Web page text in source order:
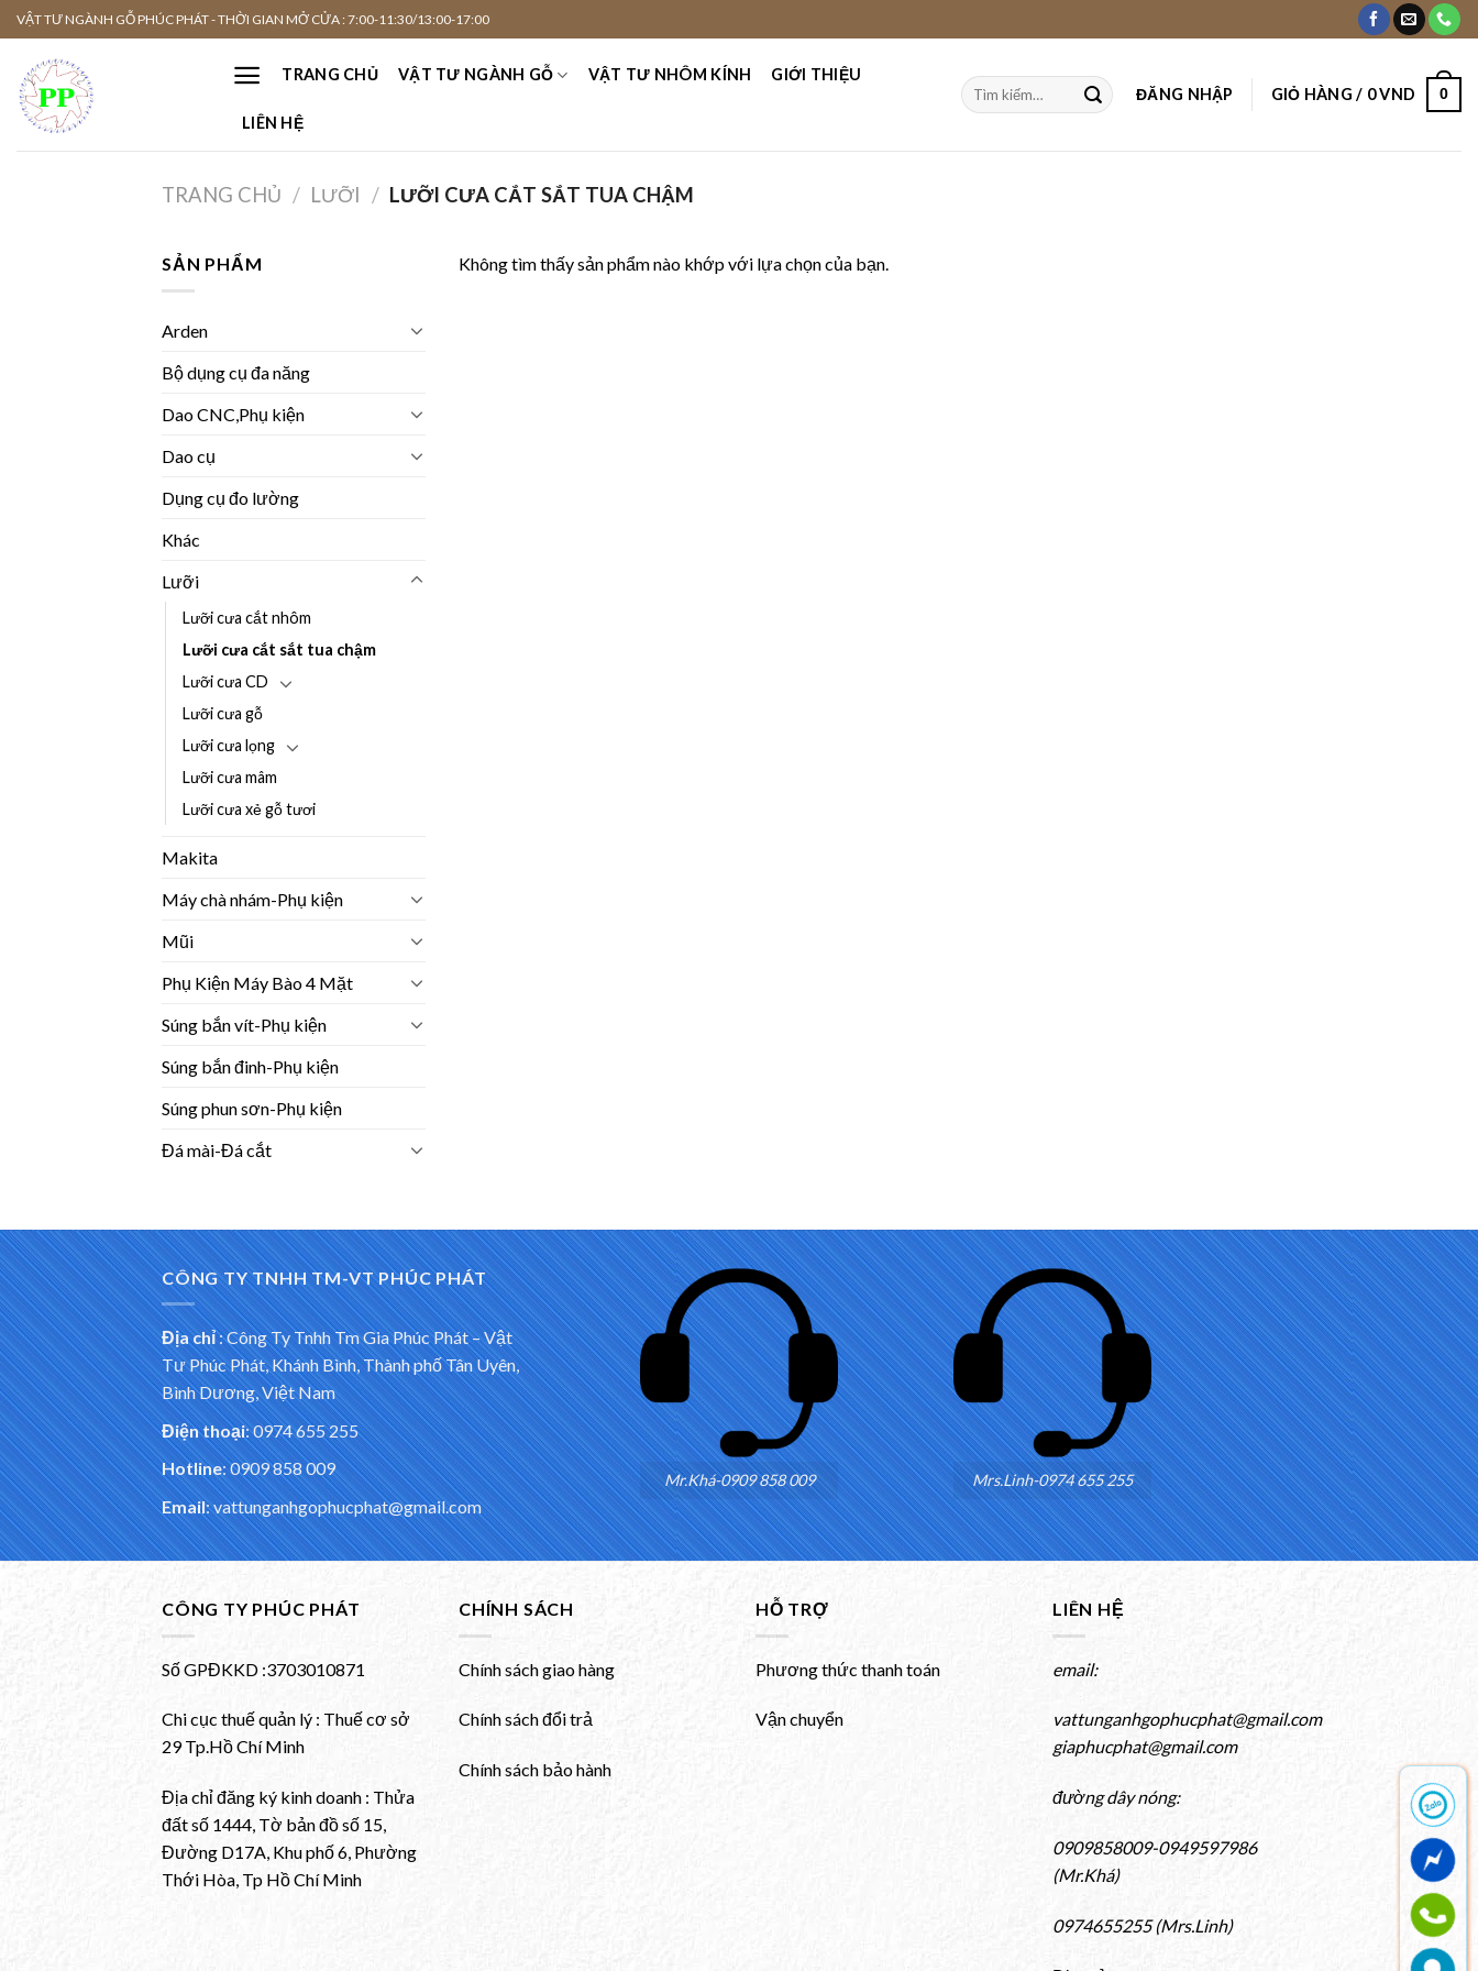
Skip
to
content
VẬT TƯ NGÀNH GỖ PHÚC PHÁT - THỜI GIAN MỞ CỬA : 7:00-11:30/13:00-17:00
TRANG CHỦ VẬT TƯ NGÀNH GỖ VẬT TƯ NHÔM KÍNH GIỚI THIỆU
LIÊN HỆ
Tìm
kiếm:
ĐĂNG NHẬP GIỎ HÀNG / 0VND 0
TRANG CHỦ / LƯỠI / LƯỠI CƯA CẮT SẮT TUA CHẬM
SẢN PHẨM
Arden
Bộ dụng cụ đa năng
Dao CNC,Phụ kiện
Dao cụ
Dụng cụ đo lường
Khác
Lưỡi
Lưỡi cưa cắt nhôm
Lưỡi cưa cắt sắt tua chậm
Lưỡi cưa CD
Lưỡi cưa gỗ
Lưỡi cưa lọng
Lưỡi cưa mâm
Lưỡi cưa xẻ gỗ tươi
Makita
Máy chà nhám-Phụ kiện
Mũi
Phụ Kiện Máy Bào 4 Mặt
Súng bắn vít-Phụ kiện
Súng bắn đinh-Phụ kiện
Súng phun sơn-Phụ kiện
Đá mài-Đá cắt
Không tìm thấy sản phẩm nào khớp với lựa chọn của bạn.
CÔNG TY TNHH TM-VT PHÚC PHÁT
Địa chỉ:Công Ty Tnhh Tm Gia Phúc Phát – Vật
Tư Phúc Phát, Khánh Bình, Thành phố Tân Uyên,
Bình Dương, Việt Nam
Điện thoại: 0974 655 255
Hotline: 0909 858 009
Email: vattunganhgophucphat@gmail.com
Mr.Khá-0909 858 009 Mrs.Linh-0974 655 255
CÔNG TY PHÚC PHÁT
Số GPĐKKD :3703010871
Chi cục thuế quản lý : Thuế cơ sở
29 Tp.Hồ Chí Minh
Địa chỉ đăng ký kinh doanh : Thửa
đất số 1444, Tờ bản đồ số 15,
Đường D17A, Khu phố 6, Phường
Thới Hòa, Tp Hồ Chí Minh
CHÍNH SÁCH
Chính sách giao hàng
Chính sách đổi trả
Chính sách bảo hành
HỖ TRỢ
Phương thức thanh toán
Vận chuyển
LIÊN HỆ
email:
vattunganhgophucphat@gmail.com
giaphucphat@gmail.com
đường dây nóng:
0909858009-0949597986
(Mr.Khá)
0974655255 (Mrs.Linh)